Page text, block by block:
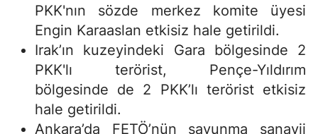
PKK'nın sözde merkez komite üyesi
Engin Karaaslan etkisiz hale getirildi.
Irak’ın kuzeyindeki Gara bölgesinde 2
PKK'lı terörist, Pençe-Yıldırım
bölgesinde de 2 PKK’lı terörist etkisiz
hale getirildi.
Ankara’da FETÖ’nün savunma sanayii